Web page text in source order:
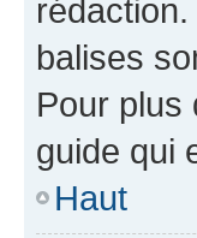
balises
Pour plus
guide qui
Haut